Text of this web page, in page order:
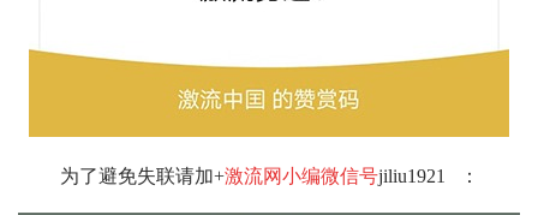
为了避免失联请加+激流网小编微信号jiliu1921 ：